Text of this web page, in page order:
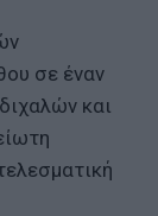
σε έναν
και